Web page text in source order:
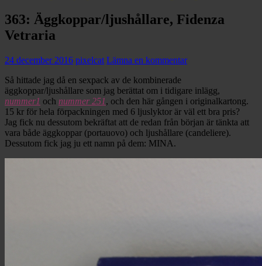
363: Äggkoppar/ljushållare, Fidenza
Vetraria
24 december 2016 pixelcat Lämna en kommentar
Så hittade jag då en sexpack av de kombinerade
äggkoppar/ljushållare som jag berättat om i tidigare inlägg,
nummer1 och nummer 251, och den här gången i originalkartong.
15 kr för hela förpackningen med 6 ljuslyktor är väl ett bra pris?
Jag fick nu dessutom bekräftat att de redan från början är tänkta att
vara både äggkoppar (portauovo) och ljushållare (candeliere).
Dessutom fick jag ju ett namn på dem: MINA.